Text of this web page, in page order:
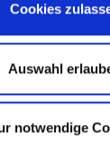
Cookies
Auswahl
notwendige